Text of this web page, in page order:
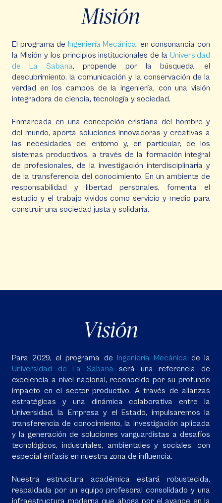
Misión
El programa de Ingeniería Mecánica, en consonancia con
la Misión y los principios institucionales de la Universidad
de La Sabana, propende por la búsqueda, el
descubrimiento, la comunicación y la conservación de la
verdad en los campos de la ingeniería, con una visión
integradora de ciencia, tecnología y sociedad.
Enmarcada en una concepción cristiana del hombre y
del mundo, aporta soluciones innovadoras y creativas a
las necesidades del entorno y, en particular, de los
sistemas productivos, a través de la formación integral
de profesionales, de la investigación interdisciplinaria y
de la transferencia del conocimiento. En un ambiente de
responsabilidad y libertad personales, fomenta el
estudio y el trabajo vividos como servicio y medio para
construir una sociedad justa y solidaria.
Visión
Para 2029, el programa de Ingeniería Mecánica de la
Universidad de La Sabana será una referencia de
excelencia a nivel nacional, reconocido por su profundo
impacto en el sector productivo. A través de alianzas
estratégicas y una dinámica colaborativa entre la
Universidad, la Empresa y el Estado, impulsaremos la
transferencia de conocimiento, la investigación aplicada
y la generación de soluciones vanguardistas a desafíos
tecnológicos, industriales, ambientales y sociales, con
especial énfasis en nuestra zona de influencia.
Nuestra estructura académica estará robustecida,
respaldada por un equipo profesoral consolidado y una
infraestructura moderna que aboga por el avance en la